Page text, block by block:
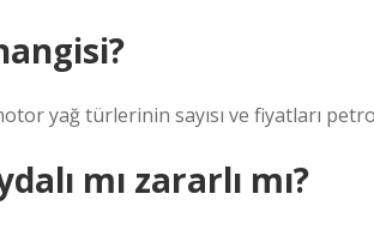
yağ türlerinin sayısı ve fiyatları
mı zararlı mı?